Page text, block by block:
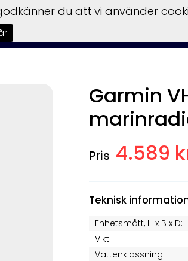
Garmin
Garmin
4.589
Teknisk
Enhetsmått, H x B x D:
Vikt:
Vattenklassning:
du att vi använder